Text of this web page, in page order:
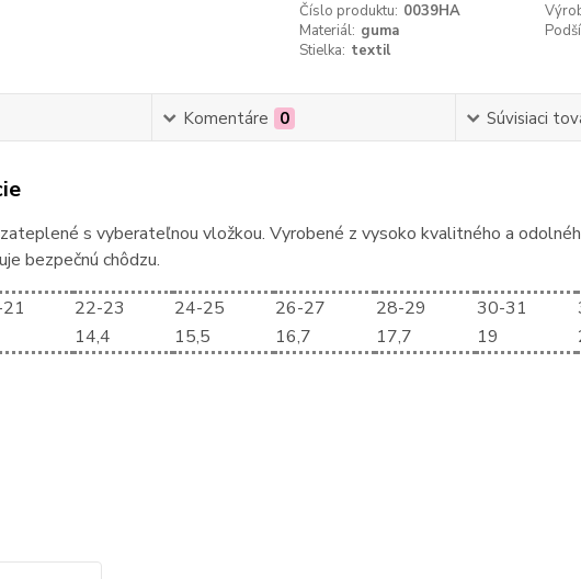
Číslo produktu: 0039HA
Materiál: guma
Stielka: textil
Komentáre 0 Súvisiaci
s vyberateľnou vložkou. Vyrobené z vysoko kvalitného a
bezpečnú chôdzu.
22-23 24-25 26-27 28-29 30-31
14,4 15,5 16,7 17,7 19